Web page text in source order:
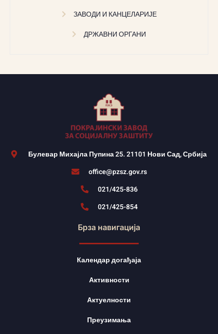
ЗАВОДИ И КАНЦЕЛАРИЈЕ
ДРЖАВНИ ОРГАНИ
Булевар Михајла Пупина 25. 21101 Нови Сад, Србија
office@pzsz.gov.rs
021/425-836
021/425-854
Брза навигација
Календар догађаја
Активности
Актуелности
Преузимања